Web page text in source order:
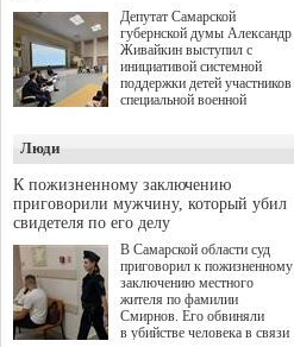
Депутат Самарской
губернской думы Александр
Живайкин выступил с
инициативой системной
поддержки детей участников
специальной военной
"Помощь фронту и семьям
участников СВО", которая
прошла в Отрадном 7
августа.
Люди
К пожизненному заключению
приговорили мужчину, который убил
свидетеля по его делу
В Самарской области суд
приговорил к пожизненному
заключению местного
жителя по фамилии
Смирнов. Его обвиняли
в убийстве человека в связи